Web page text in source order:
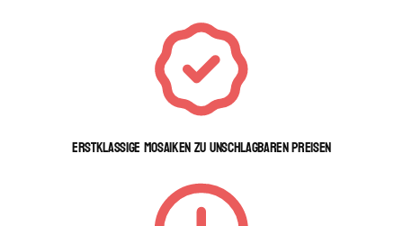
Erstklassige Mosaiken zu unschlagbaren Preisen